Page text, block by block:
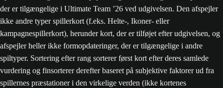
der er tilgængelige i Ultimate Team ’26 ved udgivelsen. Den afspejler
ikke andre typer spillerkort (f.eks. Helte-, Ikoner- eller
kampagnespillerkort), herunder kort, der er tilføjet efter udgivelsen, og
afspejler heller ikke formopdateringer, der er tilgængelige i andre
spiltyper. Sortering efter rang sorterer først kort efter deres samlede
vurdering og finsorterer derefter baseret på subjektive faktorer ud fra
spillernes præstationer i den virkelige verden (ikke kortenes